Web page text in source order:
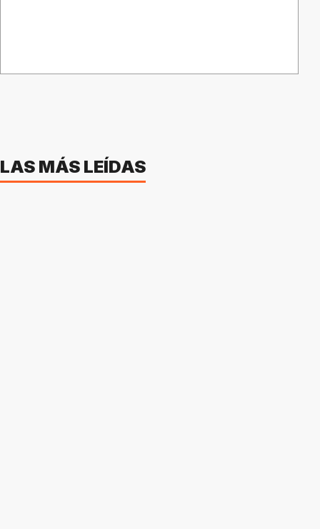
LAS MÁS LEÍDAS